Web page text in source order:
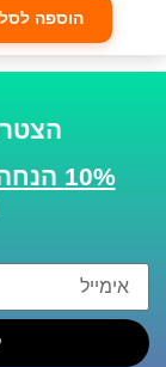
הוספה לסל
10% הנחה בקנייה הבאה